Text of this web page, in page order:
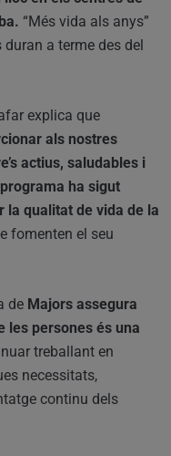
“Més vida als anys”
a terme des del
explica que
als nostres
actius, saludables i
ha sigut
la qualitat de vida de la
fomenten el seu
de Majors assegura
les persones és una
treballant en
necessitats,
continu dels